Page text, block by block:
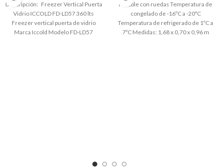
Descripción: Freezer Vertical Puerta
Vidrio ICCOLD FD-LD57 360 lts
Freezer vertical puerta de vidrio
Marca Iccold Modelo FD-LD57
Mueble con ruedas Temperatura de
congelado de -16ºC a -20ºC
Temperatura de refrigerado de 1ºC a
7ºC Medidas: 1,68 x 0,70 x 0,96 m